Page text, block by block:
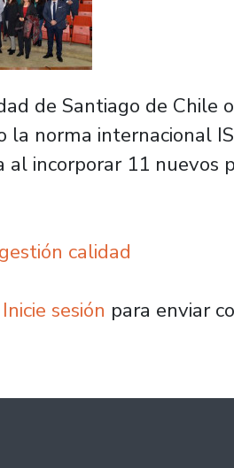
de Santiago de Chile
la norma internacional
al incorporar 11 nuevos
calidad
Universidad de
Inicie sesión para enviar